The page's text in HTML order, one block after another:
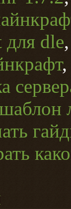
dle